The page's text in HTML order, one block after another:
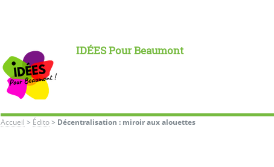
IDÉES Pour Beaumont
Accueil > Édito> Décentralisation : miroir aux alouettes